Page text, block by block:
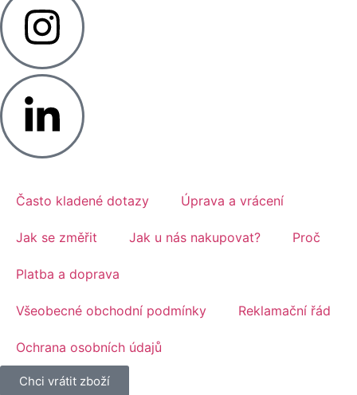
Často kladené dotazy Úprava a vrácení
Jak se změřit Jak u nás nakupovat? Proč
Platba a doprava
Všeobecné obchodní podmínky Reklamační řád
Ochrana osobních údajů
Chci vrátit zboží